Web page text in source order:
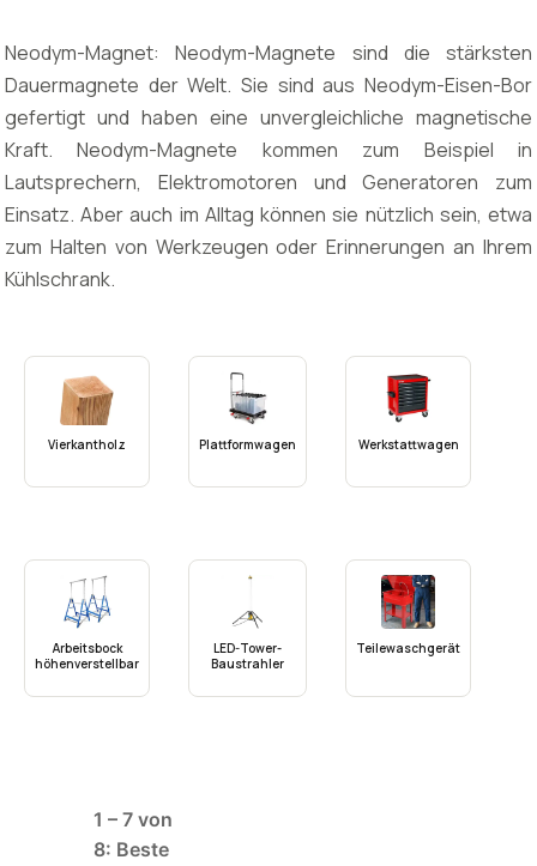
Neodym-Magnet: Neodym-Magnete sind die stärksten
Dauermagnete der Welt. Sie sind aus Neodym-Eisen-Bor
gefertigt und haben eine unvergleichliche magnetische
Kraft. Neodym-Magnete kommen zum Beispiel in
Lautsprechern, Elektromotoren und Generatoren zum
Einsatz. Aber auch im Alltag können sie nützlich sein, etwa
zum Halten von Werkzeugen oder Erinnerungen an Ihrem
Kühlschrank.
Vierkantholz Plattformwagen Werkstattwagen
Arbeitsbock
höhenverstellbar
LED-Tower-
Baustrahler
Teilewaschgerät
1 – 7 von
8: Beste